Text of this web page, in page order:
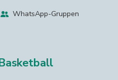
WhatsApp-Gruppen